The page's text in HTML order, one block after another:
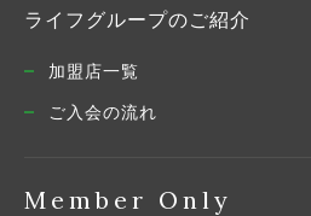
ライフグループのご紹介
加盟店一覧
ご入会の流れ
Member Only